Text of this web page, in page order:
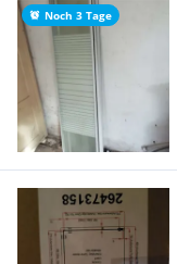
Noch 3 Tage